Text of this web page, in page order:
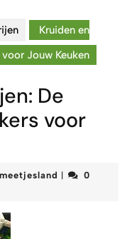
Kruiden en
Jouw Keuken
De
voor
0